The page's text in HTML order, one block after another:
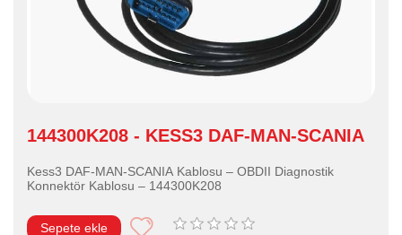
144300K208 - KESS3 DAF-MAN-SCANIA
Kess3 DAF-MAN-SCANIA Kablosu – OBDII Diagnostik
Konnektör Kablosu – 144300K208
Sepete ekle